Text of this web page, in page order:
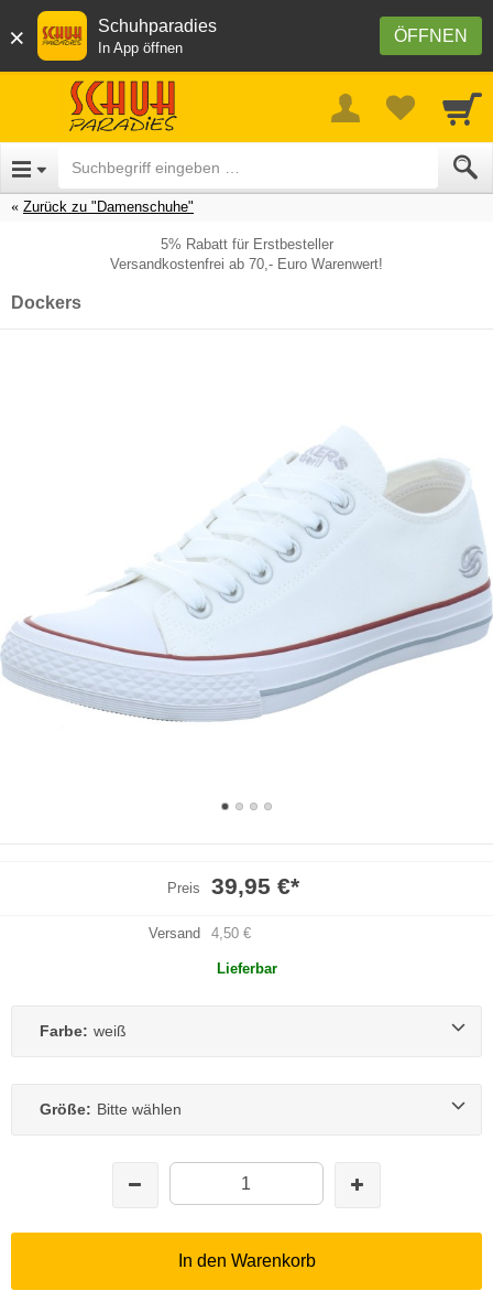
× ÖFFNEN
Schuhparadies
In App öffnen
Zurück zu "Damenschuhe"
5% Rabatt für Erstbesteller
Versandkostenfrei ab 70,- Euro Warenwert!
Dockers
Preis 39,95 €*
Versand 4,50 €
Lieferbar
Farbe: weiß
Größe: Bitte wählen
In den Warenkorb